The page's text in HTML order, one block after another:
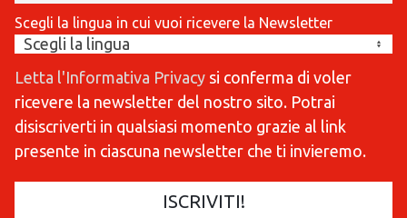
Scegli la lingua in cui vuoi ricevere la Newsletter
Letta l'Informativa Privacy si conferma di voler
ricevere la newsletter del nostro sito. Potrai
disiscriverti in qualsiasi momento grazie al link
presente in ciascuna newsletter che ti invieremo.